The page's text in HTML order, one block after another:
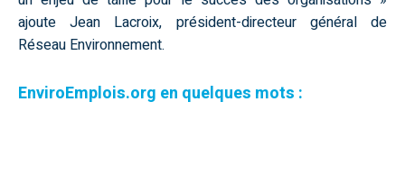
ajoute Jean Lacroix, président-directeur général de
Réseau Environnement.
EnviroEmplois.org en quelques mots :